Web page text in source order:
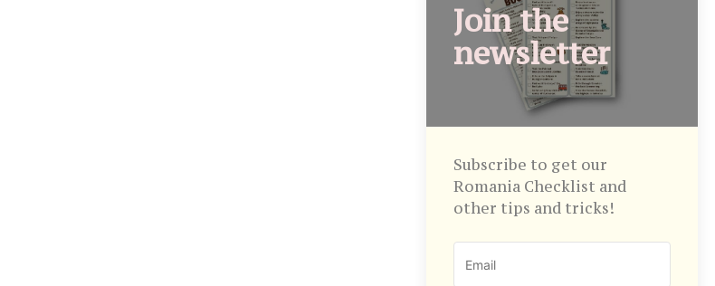
Join the
newsletter
Subscribe to get our
Romania Checklist and
other tips and tricks!